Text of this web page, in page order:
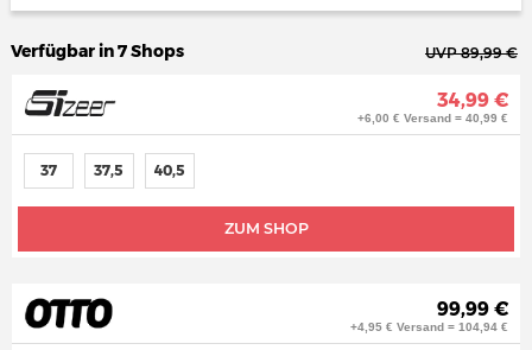
Verfügbar in 7 Shops UVP 89,99 €
34,99 €
+6,00 € Versand = 40,99 €
ZUM SHOP
37 37,5 40,5
99,99 €
+4,95 € Versand = 104,94 €